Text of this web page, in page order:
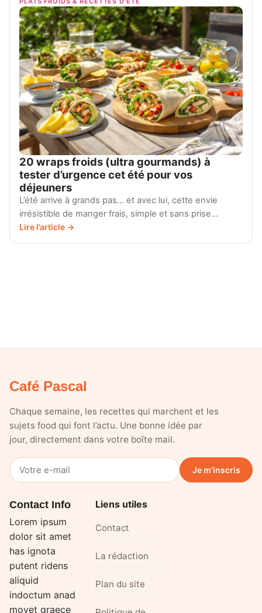
20 wraps froids (ultra gourmands) à
tester d’urgence cet été pour vos
déjeuners
L’été arrive à grands pas… et avec lui, cette envie
irrésistible de manger frais, simple et sans prise…
Lire l’article →
Café Pascal
Chaque semaine, les recettes qui marchent et les
sujets food qui font l’actu. Une bonne idée par
jour, directement dans votre boîte mail.
Votre
e-
Je m’inscris
Contact Info
Lorem ipsum
dolor sit amet
has ignota
putent ridens
aliquid
indoctum anad
movet graece
Liens utiles
Contact
La rédaction
Plan du site